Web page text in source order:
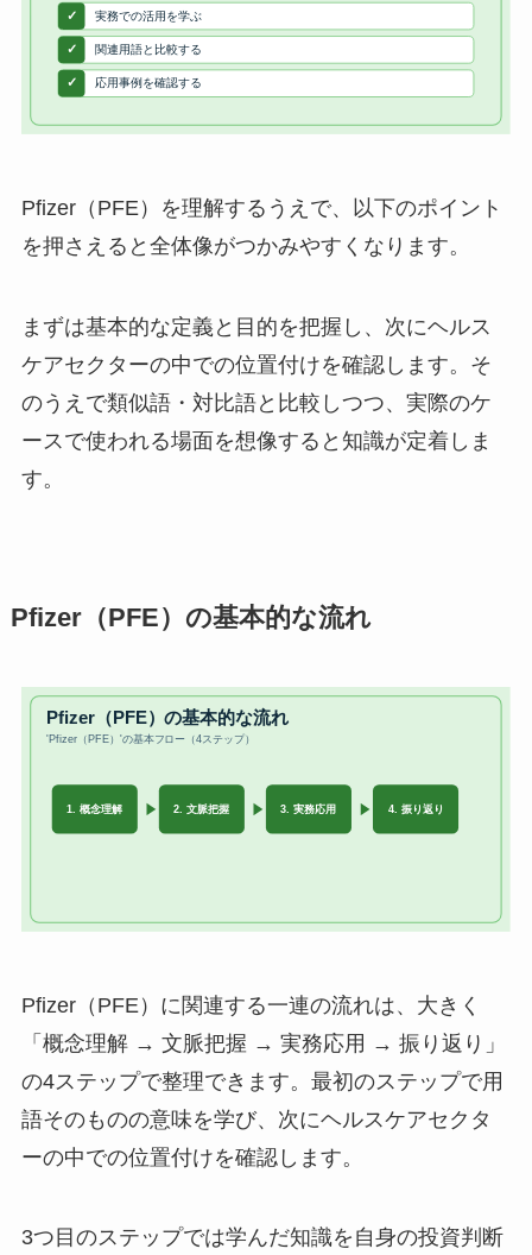
Pfizer（PFE）を理解するうえで、以下のポイント
を押さえると全体像がつかみやすくなります。
まずは基本的な定義と目的を把握し、次にヘルス
ケアセクターの中での位置付けを確認します。そ
のうえで類似語・対比語と比較しつつ、実際のケ
ースで使われる場面を想像すると知識が定着しま
す。
Pfizer（PFE）の基本的な流れ
Pfizer（PFE）に関連する一連の流れは、大きく
「概念理解 → 文脈把握 → 実務応用 → 振り返り」
の4ステップで整理できます。最初のステップで用
語そのものの意味を学び、次にヘルスケアセクタ
ーの中での位置付けを確認します。
3つ目のステップでは学んだ知識を自身の投資判断